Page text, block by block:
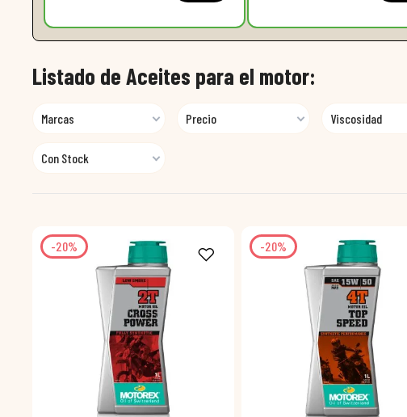
Listado de Aceites para el motor:
Marcas Precio Viscosidad
Con Stock
-20% -20%